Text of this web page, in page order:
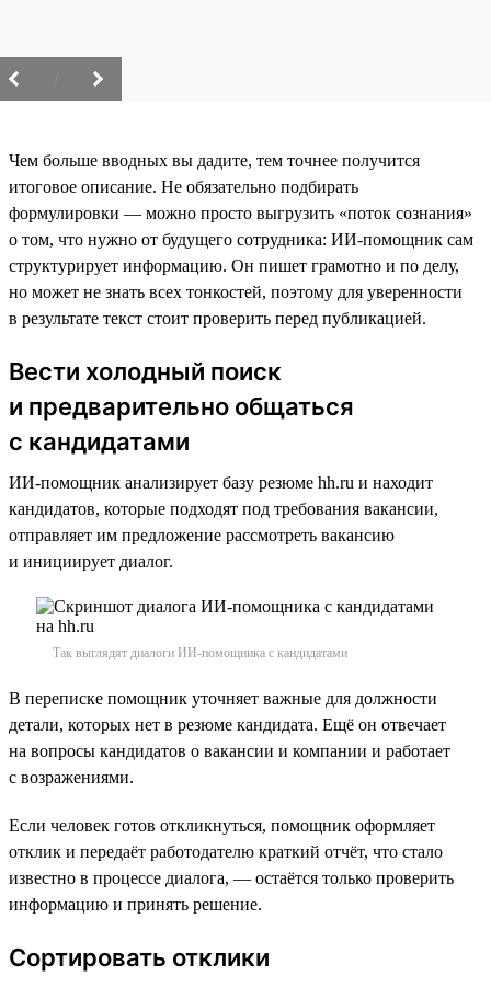
Чем больше вводных вы дадите, тем точнее получится
итоговое описание. Не обязательно подбирать
формулировки — можно просто выгрузить «поток сознания»
о том, что нужно от будущего сотрудника: ИИ-помощник сам
структурирует информацию. Он пишет грамотно и по делу,
но может не знать всех тонкостей, поэтому для уверенности
в результате текст стоит проверить перед публикацией.
Вести холодный поиск
и предварительно общаться
с кандидатами
ИИ-помощник анализирует базу резюме hh.ru и находит
кандидатов, которые подходят под требования вакансии,
отправляет им предложение рассмотреть вакансию
и инициирует диалог.
Так выглядят диалоги ИИ-помощника с кандидатами
В переписке помощник уточняет важные для должности
детали, которых нет в резюме кандидата. Ещё он отвечает
на вопросы кандидатов о вакансии и компании и работает
с возражениями.
Если человек готов откликнуться, помощник оформляет
отклик и передаёт работодателю краткий отчёт, что стало
известно в процессе диалога, — остаётся только проверить
информацию и принять решение.
Сортировать отклики